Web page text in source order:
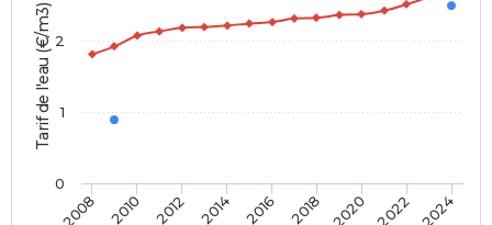
Tarif de l'eau (€/m3)
2008 2010 2012 2014 2016 2018 2020 2022 2024
1
2
0